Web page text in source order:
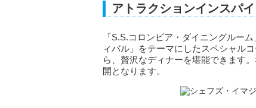
アトラクションインスパ
「S.S.コロンビア・ダイニングルー
ィバル」をテーマにしたスペシャル
ら、贅沢なディナーを堪能できます
開となります。